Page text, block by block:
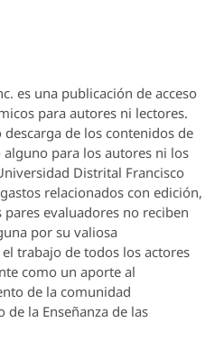
es una publicación de acceso
para autores ni lectores.
de los contenidos de
para los autores ni los
Distrital Francisco
relacionados con edición,
evaluadores no reciben
por su valiosa
trabajo de todos los actores
como un aporte al
de la comunidad
la Enseñanza de las